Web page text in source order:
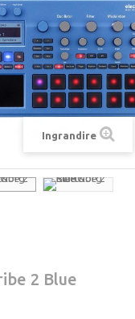
Ingrandire
2 Blue